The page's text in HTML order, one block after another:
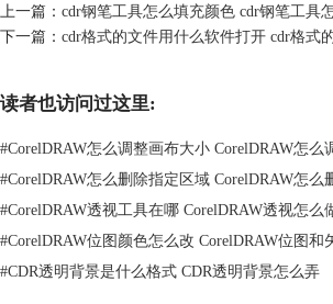
图2 填充颜色
3.点击左侧栏倒数第四个交互式工具的图标。
上一篇： cdr钢笔工具怎么填充颜色 cdr钢笔工具
下一篇： cdr格式的文件用什么软件打开 cdr格式
读者也访问过这里:
#CorelDRAW怎么调整画布大小 CorelDRAW怎么
#CorelDRAW怎么删除指定区域 CorelDRAW怎么
#CorelDRAW透视工具在哪 CorelDRAW透视怎么
#CorelDRAW位图颜色怎么改 CorelDRAW位图和
#CDR透明背景是什么格式 CDR透明背景怎么弄